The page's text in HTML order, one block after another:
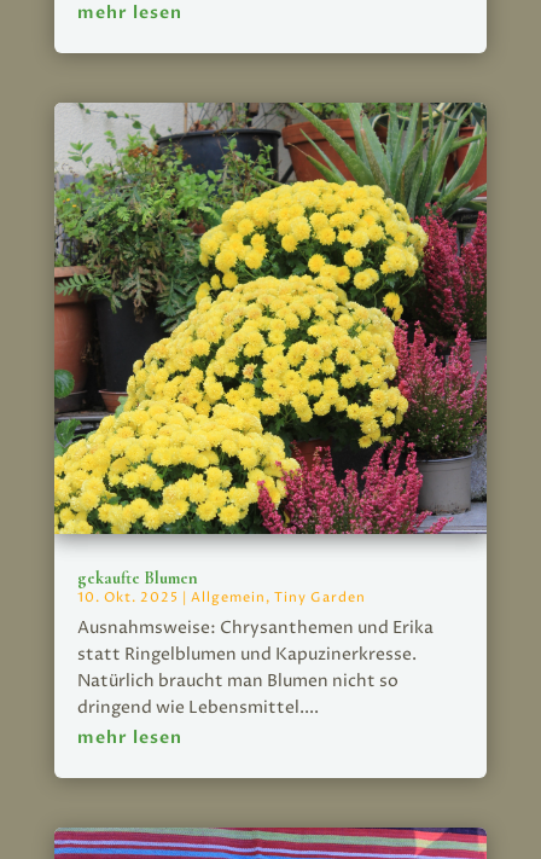
mehr lesen
gekaufte Blumen
10. Okt. 2025 | Allgemein , Tiny Garden
Ausnahmsweise: Chrysanthemen und Erika
statt Ringelblumen und Kapuzinerkresse.
Natürlich braucht man Blumen nicht so
dringend wie Lebensmittel....
mehr lesen